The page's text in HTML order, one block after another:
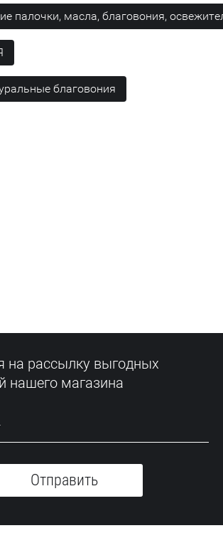
палочки, масла, благовония,
благовония
на рассылку выгодных
нашего магазина
Отправить